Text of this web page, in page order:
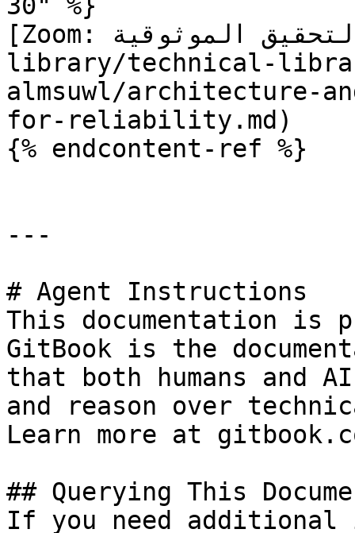
[Zoom: مصمم لتحقيق الموثوقية](/technical-
library/technical-
almsuwl/architecture-
for-reliability.md)
{% endcontent-ref %}
---
# Agent Instructions
This documentation is
GitBook is the
that both humans and
and reason over
Learn more at
## Querying This
If you need